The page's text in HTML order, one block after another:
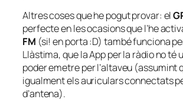
Altres coses que he pogut provar: el
perfecte en les ocasions que l’he
FM (si! en porta :D) també funciona
Llàstima, que la App per la ràdio no té
poder emetre per l’altaveu (assumint
igualment els auriculars connectats
d’antena).